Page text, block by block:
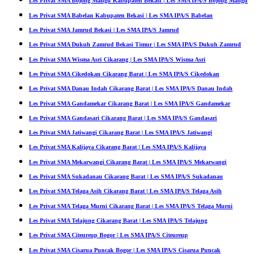
Les Privat SMA Babelan Kabupaten Bekasi | Les SMA IPA/S Babelan
Les Privat SMA Jamrud Bekasi | Les SMA IPA/S Jamrud
Les Privat SMA Dukuh Zamrud Bekasi Timur | Les SMA IPA/S Dukuh Zamrud
Les Privat SMA Wisma Asri Cikarang | Les SMA IPA/S Wisma Asri
Les Privat SMA Cikedokan Cikarang Barat | Les SMA IPA/S Cikedokan
Les Privat SMA Danau Indah Cikarang Barat | Les SMA IPA/S Danau Indah
Les Privat SMA Gandamekar Cikarang Barat | Les SMA IPA/S Gandamekar
Les Privat SMA Gandasari Cikarang Barat | Les SMA IPA/S Gandasari
Les Privat SMA Jatiwangi Cikarang Barat | Les SMA IPA/S Jatiwangi
Les Privat SMA Kalijaya Cikarang Barat | Les SMA IPA/S Kalijaya
Les Privat SMA Mekarwangi Cikarang Barat | Les SMA IPA/S Mekarwangi
Les Privat SMA Sukadanau Cikarang Barat | Les SMA IPA/S Sukadanau
Les Privat SMA Telaga Asih Cikarang Barat | Les SMA IPA/S Telaga Asih
Les Privat SMA Telaga Murni Cikarang Barat | Les SMA IPA/S Telaga Murni
Les Privat SMA Telajung Cikarang Barat | Les SMA IPA/S Telajung
Les Privat SMA Citeureup Bogor | Les SMA IPA/S Citeureup
Les Privat SMA Cisarua Puncak Bogor | Les SMA IPA/S Cisarua Puncak